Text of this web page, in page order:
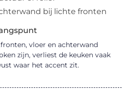
bij lichte fronten
vloer en achterwand
zijn, verliest de keuken vaak
waar het accent zit.